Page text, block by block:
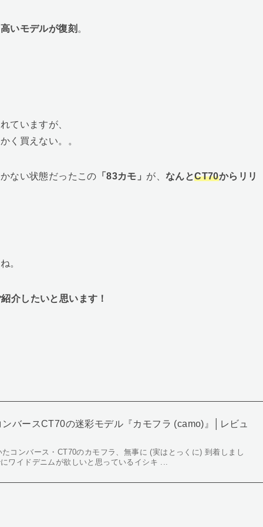
いモデルが復刻 。
ていますが、
く買えない。。
ない状態だったこの 「83カモ」 が、なんとCT70からリリ
。
介したいと思います！
バースCT70の迷彩モデル『カモフラ (camo)』│レビュ
コンバース・CT70のカモフラ、無事に (実はとっくに) 到着しまし
ワイドデニムが欲しいと思っているイシキ ...